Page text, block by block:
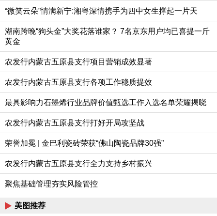
“微笑云朵”情满新宁:湘粤深情携手为四中女生撑起一片天
湖南跨晚“狗头金”大奖花落谁家？ 7名京东用户均已喜提一斤
黄金
农发行内蒙古五原县支行项目营销成效显著
农发行内蒙古五原县支行各项工作稳质提效
最具影响力石墨烯行业品牌价值甄选工作入选名单荣耀揭晓
农发行内蒙古五原县支行打好开局攻坚战
荣誉加冕 | 金巴利瓷砖荣获“佛山陶瓷品牌30强”
农发行内蒙古五原县支行全力支持乡村振兴
聚焦基础管理夯实风险管控
美图推荐